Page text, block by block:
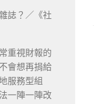
誌？／《社
重視財報的
會想再捐給
服務型組
一陣一陣改